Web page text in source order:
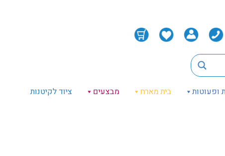
ופעוטות בית מארח מבצעים
ציוד לקיטנות